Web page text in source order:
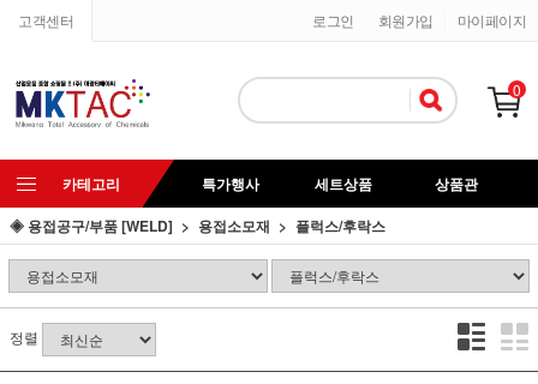
고객센터 마이페이지
회원가입
로그인
0
카테고리 특가행사 세트상품
상품관
◈ 용접공구/부품 [WELD]
용접소모재 플럭스/후락스
정렬